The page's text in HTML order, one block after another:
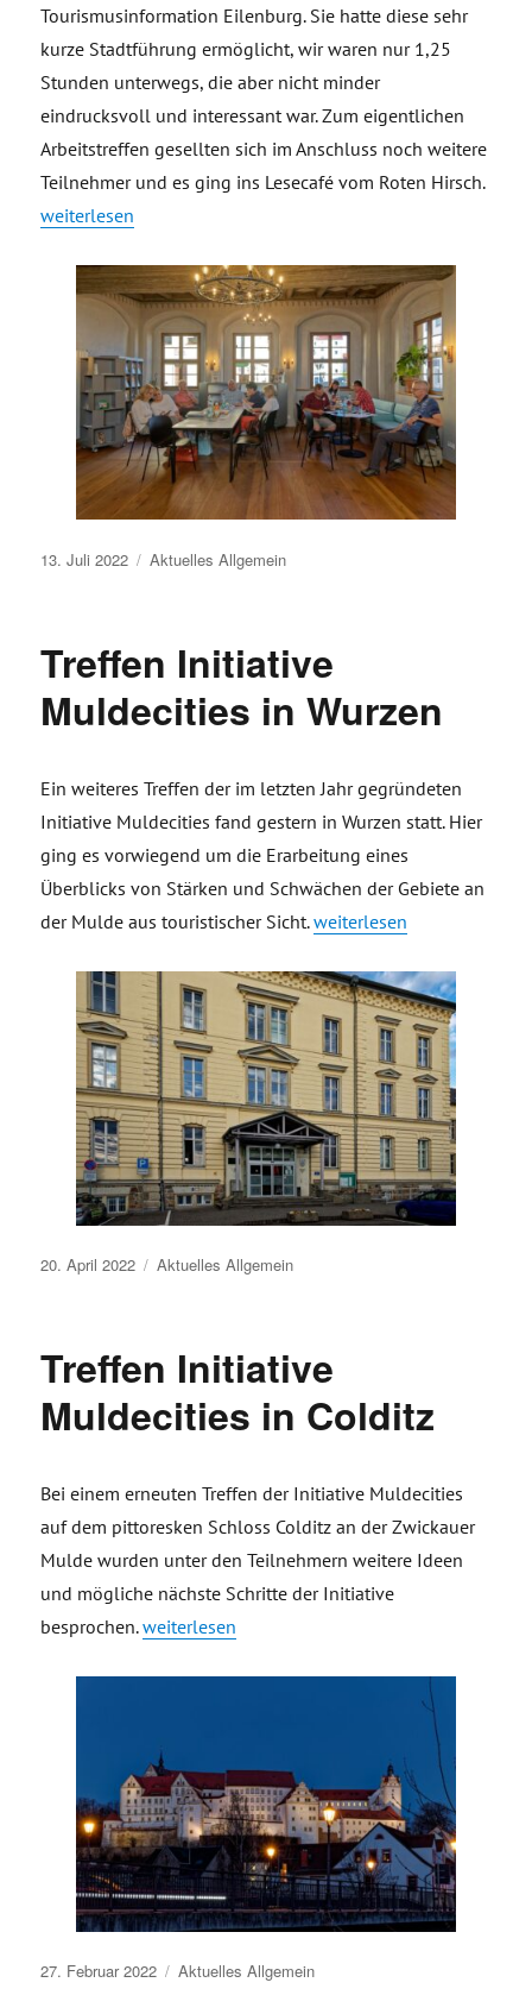
Tourismusinformation Eilenburg. Sie hatte diese sehr
kurze Stadtführung ermöglicht, wir waren nur 1,25
Stunden unterwegs, die aber nicht minder
eindrucksvoll und interessant war. Zum eigentlichen
Arbeitstreffen gesellten sich im Anschluss noch weitere
Teilnehmer und es ging ins Lesecafé vom Roten Hirsch.
„Treffen Initiative Muldecities in der Weltkleinstadt
weiterlesen
Veröffentlicht
13. Juli 2022 Aktuelles Allgemein
Treffen Initiative
Muldecities in Wurzen
Ein weiteres Treffen der im letzten Jahr gegründeten
Initiative Muldecities fand gestern in Wurzen statt. Hier
ging es vorwiegend um die Erarbeitung eines
Überblicks von Stärken und Schwächen der Gebiete an
der Mulde aus touristischer Sicht.„Treffen Initiative
weiterlesen
Veröffentlicht
20. April 2022 Aktuelles Allgemein
Treffen Initiative
Muldecities in Colditz
Bei einem erneuten Treffen der Initiative Muldecities
auf dem pittoresken Schloss Colditz an der Zwickauer
Mulde wurden unter den Teilnehmern weitere Ideen
und mögliche nächste Schritte der Initiative
besprochen.„Treffen Initiative Muldecities in Colditz“
weiterlesen
Veröffentlicht
27. Februar 2022 Aktuelles Allgemein